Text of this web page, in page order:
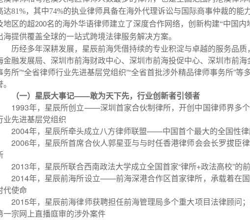
达81%，其中74%的执业律师具备在海外代理诉讼与国际商事仲裁的能力
地区的超200名的海外华语律师建立了深度合作网络，创新构建“中国内
海提供覆盖全球的一站式跨境法律服务解决方案。
历经多年深耕发展，星辰前海凭借持续的专业积淀与卓越的服务品
金融发展局、深圳市前海财政中心、深圳市前海投促中心、深圳市前
务所”“全省律师行业先进基层党组织”“全省首批涉外精品律师事务所”
（一）星辰大事记——敢为天下先， 行业创新者引领者
1993年，星辰所创立——深圳首家合伙制律所，开创中国律师界多
业先进基层党组织
2004年，星辰所牵头成立八方律师联盟——中国首个最大的全国性
2006年，星辰所首席合伙人郭星亚与与时任香港律师会会长罗拔
2013年，星辰所联合西南政法大学成立全国首家“律所+政法高校”的
2014年，星辰前海所设立——前海深港合作区首家律所， 承载着在
代使命
2015年，星辰前海律师获聘担任前海管理局多个重大项目法律顾问
一宗网上直播庭审的涉外案件